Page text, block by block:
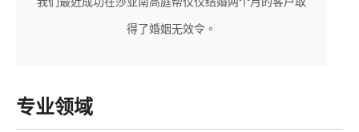
得了婚姻无效令。
专业领域